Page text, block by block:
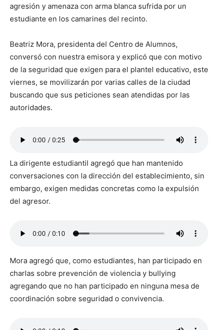
agresión y amenaza con arma blanca sufrida por un
estudiante en los camarines del recinto.
Beatriz Mora, presidenta del Centro de Alumnos,
conversó con nuestra emisora y explicó que con motivo
de la seguridad que exigen para el plantel educativo, este
viernes, se movilizarán por varias calles de la ciudad
buscando que sus peticiones sean atendidas por las
autoridades.
La dirigente estudiantil agregó que han mantenido
conversaciones con la dirección del establecimiento, sin
embargo, exigen medidas concretas como la expulsión
del agresor.
Mora agregó que, como estudiantes, han participado en
charlas sobre prevención de violencia y bullying
agregando que no han participado en ninguna mesa de
coordinación sobre seguridad o convivencia.